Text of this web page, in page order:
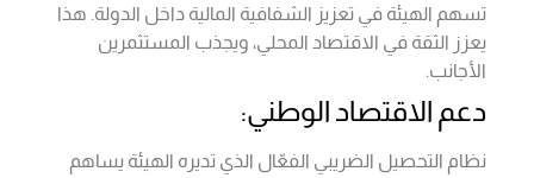
تسهم الهيئة في تعزيز الشفافية المالية داخل الدولة. هذا
يعزز الثقة في الاقتصاد المحلي، ويجذب المستثمرين
الأجانب.
دعم الاقتصاد الوطني:
نظام التحصيل الضريبي الفعّال الذي تديره الهيئة يساهم